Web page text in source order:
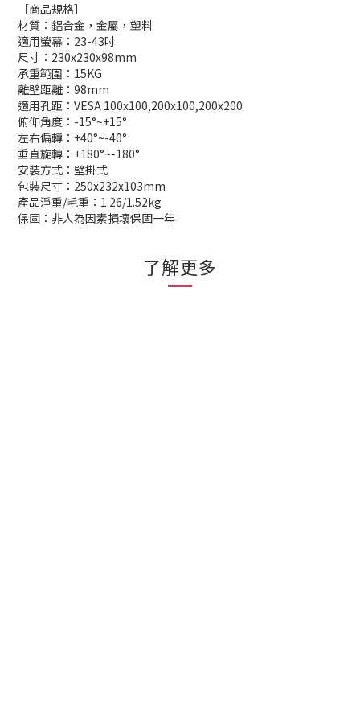
［商品規格］
材質：鋁合金，金屬，塑料
適用螢幕：23-43吋
尺寸：230x230x98mm
承重範圍：15KG
離壁距離：98mm
適用孔距：VESA 100x100,200x100,200x200
俯仰角度：-15°~+15°
左右偏轉：+40°~-40°
垂直旋轉：+180°~-180°
安裝方式：壁掛式
包裝尺寸：250x232x103mm
產品淨重/毛重：1.26/1.52kg
保固：非人為因素損壞保固一年
了解更多